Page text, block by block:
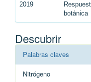
2019
botánica
Descubrir
Palabras claves
Nitrógeno